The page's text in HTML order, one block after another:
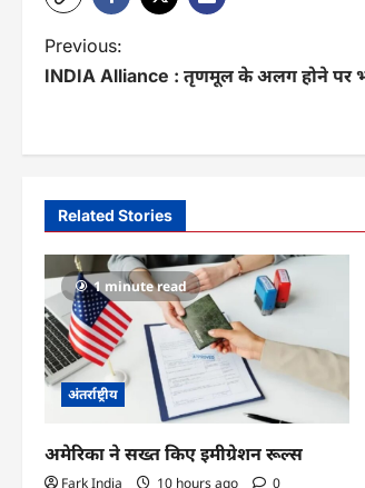
P
o
n
a
v
i
g
t
Previous:
INDIA Alliance : तृणमूल के अलग होने पर
Related Stories
1 minute read
अंतर्राष्ट्रीय
अमेरिका ने सख्त किए इमीग्रेशन रूल्स
Fark India 10 hours ago 0